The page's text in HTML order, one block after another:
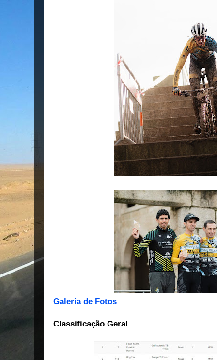
Galeria de Fotos
Classificação Geral